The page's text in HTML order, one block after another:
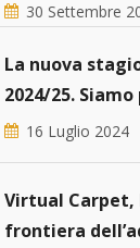
30 Settembre
La nuova
2024/25.
16 Luglio 2024
Virtual Carpet,
frontiera